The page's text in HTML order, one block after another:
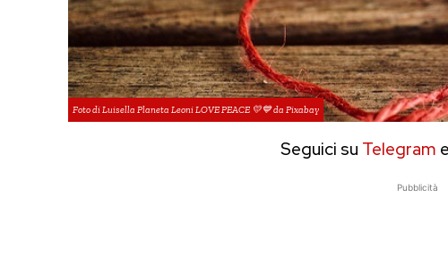
Foto di Luisella Planeta Leoni LOVE PEACE 💛💙 da Pixabay
Seguici su Telegram
Pubblicità